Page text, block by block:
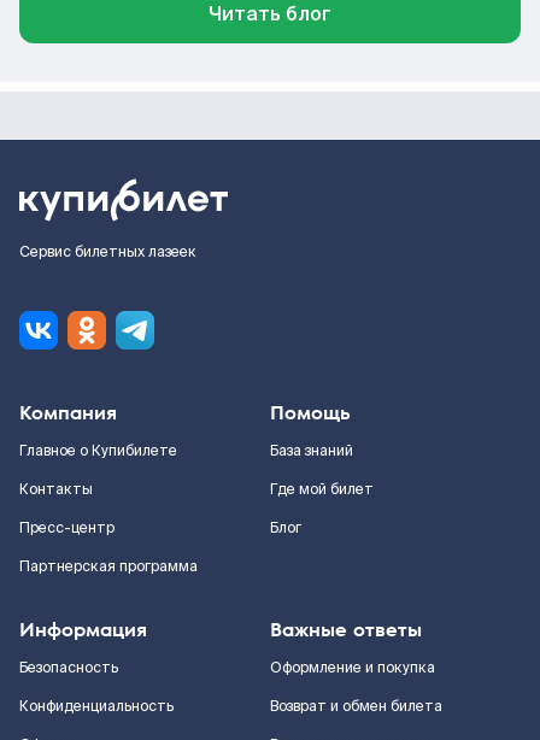
Читать блог
Сервис билетных лазеек
Компания
Главное о Купибилете
Контакты
Пресс-центр
Партнерская программа
Помощь
База знаний
Где мой билет
Блог
Информация
Безопасность
Конфиденциальность
Важные ответы
Оформление и покупка
Возврат и обмен билета